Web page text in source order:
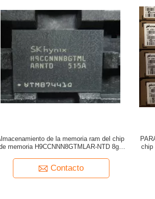
de la memoria ram del chip
memoria H9CCNNN8GTMLAR-NTD 8gb
Contacto
chip